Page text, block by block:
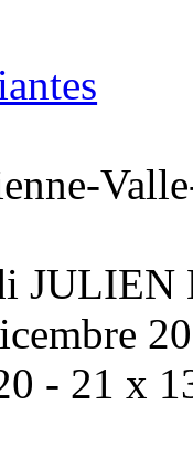
JULIEN
- 21 x